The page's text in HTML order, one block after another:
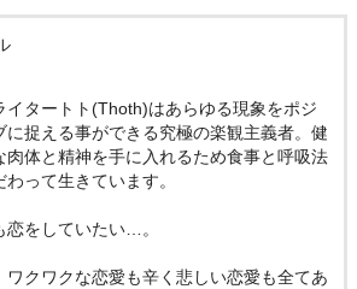
イタートト(Thoth)はあらゆる現象をポジ
に捉える事ができる究極の楽観主義者。健
肉体と精神を手に入れるため食事と呼吸法
わって生きています。
恋をしていたい…。
ワクワクな恋愛も辛く悲しい恋愛も全てあ